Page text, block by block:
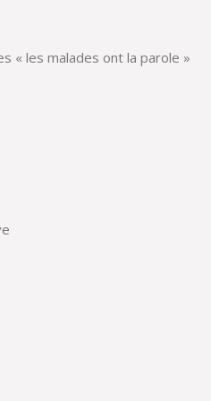
« les malades ont la parole »